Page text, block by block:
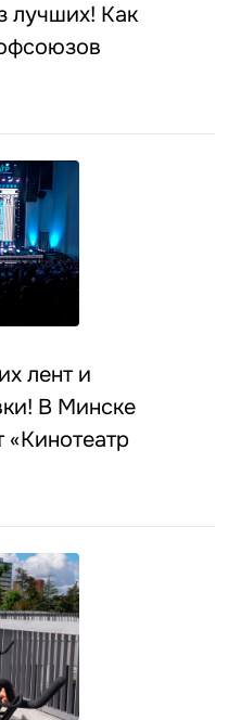
лучших! Как
лент и
В Минске
«Кинотеатр